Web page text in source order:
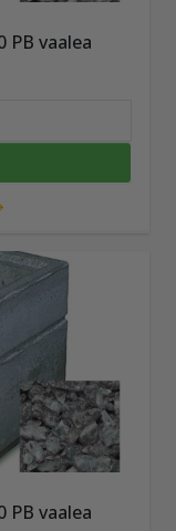
PB vaalea
PB vaalea